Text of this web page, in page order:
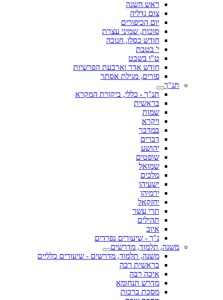
ראש השנה
צום גדליה
יום הכיפורים
סוכות, שמיני עצרת
חודש כסלו, חנוכה
י' בטבת
ט"ו בשבט
חודש אדר וארבעת הפרשיות
פורים, מגילת אסתר
תנ"ך
תנ"ך - כללי, ביקורת המקרא
בראשית
שמות
ויקרא
במדבר
דברים
יהושע
שופטים
שמואל
מלכים
ישעיהו
ירמיהו
יחזקאל
תרי עשר
תהילים
איוב
נ"ך - שיעורים נפרדים
משנה, תלמוד, מדרשים
משנה, תלמוד, מדרשים - שיעורים כלליים
בראשית רבה
איכה רבה
מדרש תנחומא
מסכת ברכות